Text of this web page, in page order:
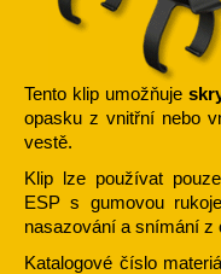
Tento klip umožňuje
opasku z vnitřní nebo
vestě.
Klip lze používat
ESP s gumovou
nasazování a snímání z
Katalogové číslo